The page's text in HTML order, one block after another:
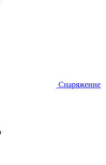
Снаряжение